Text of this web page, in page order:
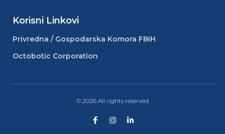
Korisni Linkovi
Privredna / Gospodarska Komora FBiH
Octobotic Corporation
© 2026 All rights reserved